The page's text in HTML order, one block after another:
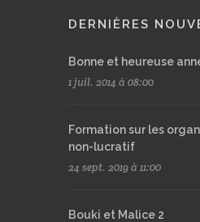
DERNIÈRES
Bonne et heureuse
1 juil. 2014 à 08:00
Formation sur les
non-lucratif
24 sept. 2019 à 11:00
Bouki et Malice 2